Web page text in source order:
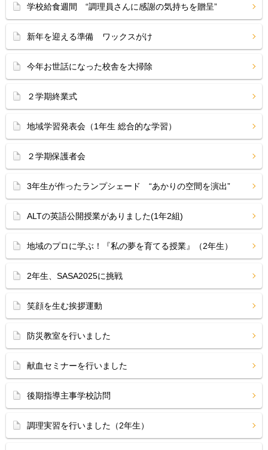
学校給食週間 “調理員さんに感謝の気持ちを贈呈”
新年を迎える準備 ワックスがけ
今年お世話になった校舎を大掃除
２学期終業式
地域学習発表会（1年生 総合的な学習）
２学期保護者会
3年生が作ったランプシェード “あかりの空間を演出”
ALTの英語公開授業がありました(1年2組)
地域のプロに学ぶ！『私の夢を育てる授業』（2年生）
2年生、SASA2025に挑戦
笑顔を生む挨拶運動
防災教室を行いました
献血セミナーを行いました
後期指導主事学校訪問
調理実習を行いました（2年生）